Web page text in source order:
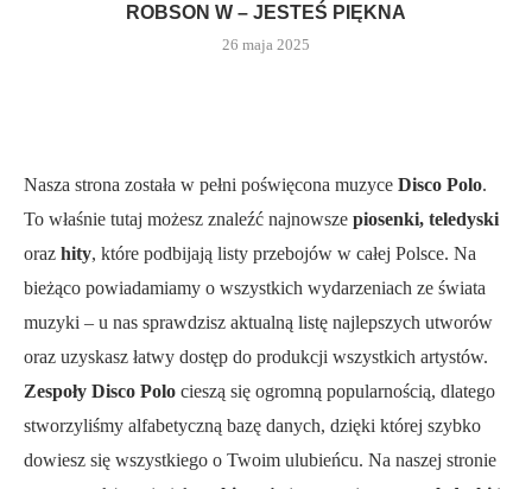
ROBSON W – JESTEŚ PIĘKNA
26 maja 2025
Nasza strona została w pełni poświęcona muzyce Disco Polo.
To właśnie tutaj możesz znaleźć najnowsze piosenki, teledyski
oraz hity, które podbijają listy przebojów w całej Polsce. Na
bieżąco powiadamiamy o wszystkich wydarzeniach ze świata
muzyki – u nas sprawdzisz aktualną listę najlepszych utworów
oraz uzyskasz łatwy dostęp do produkcji wszystkich artystów.
Zespoły Disco Polo cieszą się ogromną popularnością, dlatego
stworzyliśmy alfabetyczną bazę danych, dzięki której szybko
dowiesz się wszystkiego o Twoim ulubieńcu. Na naszej stronie